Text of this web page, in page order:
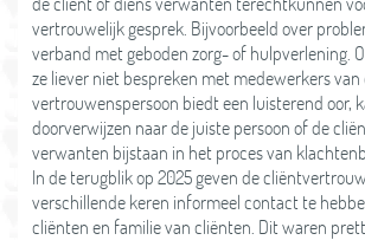
vertrouwelijk gesprek. Bijvoorbeeld over
verband met geboden zorg- of hulpverlening.
ze liever niet bespreken met medewerkers van
vertrouwenspersoon biedt een luisterend oor,
doorverwijzen naar de juiste persoon of de
verwanten bijstaan in het proces van
In de terugblik op 2025 geven de
verschillende keren informeel contact te
cliënten en familie van cliënten. Dit waren